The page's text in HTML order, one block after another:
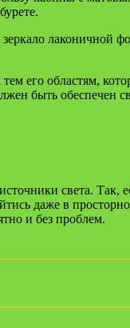
лаконичной
его областям,
быть обеспечен
света.
даже в
и без проблем.